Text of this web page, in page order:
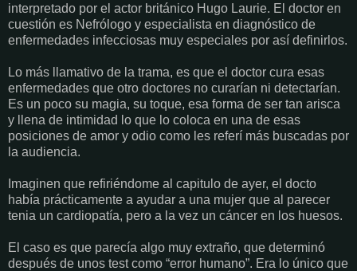
interpretado por el actor británico Hugo Laurie. El doctor en
cuestión es Nefrólogo y especialista en diagnóstico de
enfermedades infecciosas muy especiales por así definirlos.
Lo más llamativo de la trama, es que el doctor cura esas
enfermedades que otro doctores no curarían ni detectarían.
Es un poco su magia, su toque, esa forma de ser tan arisca
y llena de intimidad lo que lo coloca en una de esas
posiciones de amor y odio como les referí más buscadas por
la audiencia.
Imaginen que refiriéndome al capitulo de ayer, el docto
había prácticamente a ayudar a una mujer que al parecer
tenia un cardiopatía, pero a la vez un cáncer en los huesos.
El caso es que parecía algo muy extraño, que determinó
después de unos test como “error humano”. Era lo único que